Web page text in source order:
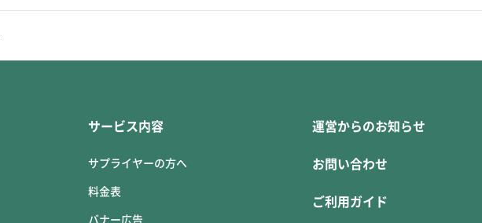
サービス内容
サプライヤーの方へ
料金表
バナー広告
運営からのお知らせ
お問い合わせ
ご利用ガイド